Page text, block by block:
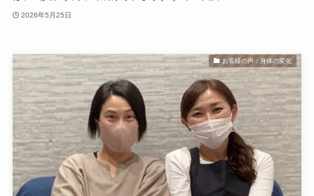
2026年5月25日
お客様の声：身体の変化